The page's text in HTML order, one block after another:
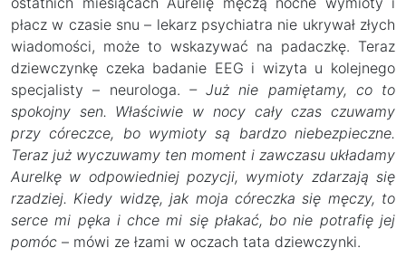
płacz w czasie snu – lekarz psychiatra nie ukrywał złych
wiadomości, może to wskazywać na padaczkę. Teraz
dziewczynkę czeka badanie EEG i wizyta u kolejnego
specjalisty – neurologa. – Już nie pamiętamy, co to
spokojny sen. Właściwie w nocy cały czas czuwamy
przy córeczce, bo wymioty są bardzo niebezpieczne.
Teraz już wyczuwamy ten moment i zawczasu układamy
Aurelkę w odpowiedniej pozycji, wymioty zdarzają się
rzadziej. Kiedy widzę, jak moja córeczka się męczy, to
serce mi pęka i chce mi się płakać, bo nie potrafię jej
pomóc – mówi ze łzami w oczach tata dziewczynki.